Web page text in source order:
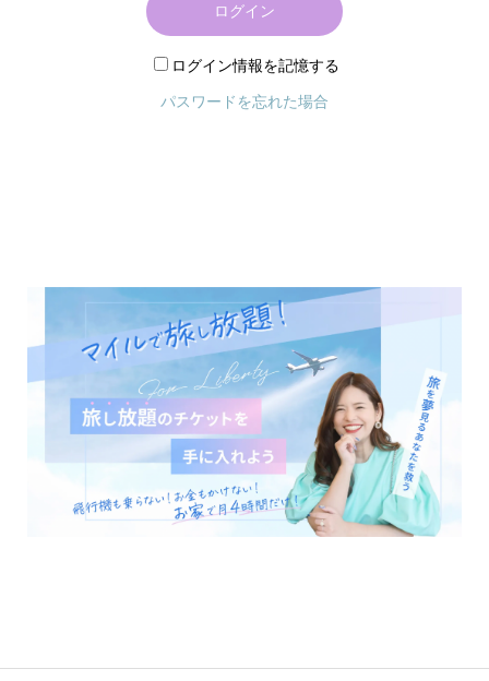
ログイン
ログイン情報を記憶する
パスワードを忘れた場合